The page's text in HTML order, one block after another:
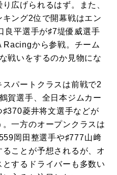
広げられるはず。また、
ング2位で開幕戦はエン
良平選手が♯7堤優威選手
から参戦。チーム
戦いをするのか見物にな
パートクラスは前戦で2
賀選手、全日本ジムカー
菱井将文選手などが
一方のオープンクラスは
岡田整選手や♯777山﨑
ことが予想されるが、オ
するドライバーも多数い